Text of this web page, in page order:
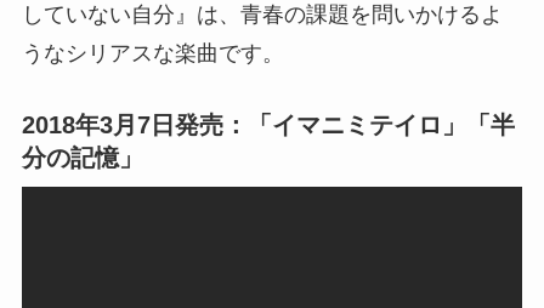
していない自分』は、青春の課題を問いかけるよ
うなシリアスな楽曲です。
2018年3月7日発売：「イマニミテイロ」「半
分の記憶」